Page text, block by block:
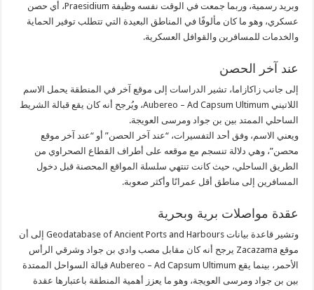
وبريد رسمية، وربما جمعت في الوقت نفسه وظيفة Praesidium، أي حصن
عسكري، وهو ما كان مألوفًا في المناطق البعيدة التي تتطلب توفير الحماية
والخدمات للمسافرين والقوافل العسكرية.
عند آخر الحصن
إلى جانب زاكازاما، تشير الدراسات إلى موقع آخر في المنطقة يحمل الاسم
اللاتيني Aubereo – Ad Capsum Ultimum، ويُرجح أنه كان يقع قبالة الشريط
الساحلي الممتد بين بن جواد ومرسى العويجة.
ويعني الاسم، وفق أحد التفسيرات، “عند آخر الحصن” أو “عند آخر موقع
محصن”، وهي دلالة تنسجم مع موقعه على أطراف القطاع الصحراوي من
الطريق الساحلي، حيث كانت تنتهي سلسلة المواقع المحصنة قبل دخول
المسافرين إلى مناطق أقل عمرانًا وأكثر صعوبة.
عقدة مواصلات برية وبحرية
وتشير قاعدة بيانات Geodatabase of Ancient Ports and Harbours إلى أن
موقع Zacazama يرجح أنه كان مقابل مصب وادي بن جواد وشرقي الرأس
الأحمر، بينما يقع Aubereo – Ad Capsum Ultimum قبالة السواحل الممتدة
بين بن جواد ومرسى العويجة، وهو ما يعزز أهمية المنطقة باعتبارها عقدة